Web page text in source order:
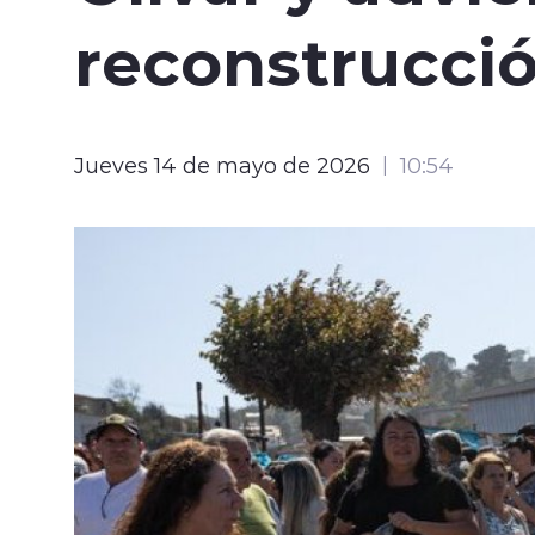
Jueves 14 de mayo de 2026 10:54